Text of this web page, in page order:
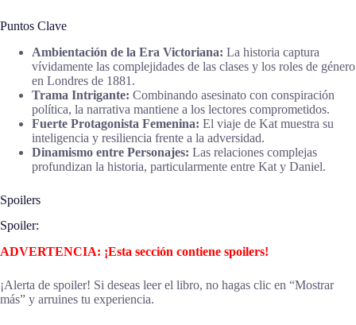
Puntos Clave
Ambientación de la Era Victoriana: La historia captura
vívidamente las complejidades de las clases y los roles de género
en Londres de 1881.
Trama Intrigante: Combinando asesinato con conspiración
política, la narrativa mantiene a los lectores comprometidos.
Fuerte Protagonista Femenina: El viaje de Kat muestra su
inteligencia y resiliencia frente a la adversidad.
Dinamismo entre Personajes: Las relaciones complejas
profundizan la historia, particularmente entre Kat y Daniel.
Spoilers
Spoiler:
ADVERTENCIA: ¡Esta sección contiene spoilers!
¡Alerta de spoiler! Si deseas leer el libro, no hagas clic en “Mostrar
más” y arruines tu experiencia.